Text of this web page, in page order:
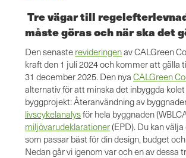
Tre vägar till
måste göras och när ska det
Den senaste revideringenav CALGreen
kraft den 1 juli 2024 och kommer att gälla
31 december 2025. Den nya CALGreen
alternativ för att minska det inbyggda
byggprojekt: Återanvändning av
livscykelanalysför hela byggnaden
miljövarudeklarationer(EPD). Du kan
som passar bäst för din design, budget
Nedan går vi igenom var och en av dessa